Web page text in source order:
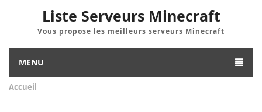
Liste Serveurs Minecraft
Vous propose les meilleurs serveurs Minecraft
MENU
Accueil